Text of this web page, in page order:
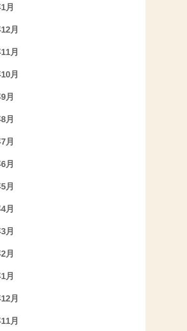
月
月
月
月
月
月
月
月
月
月
月
月
月
月
月